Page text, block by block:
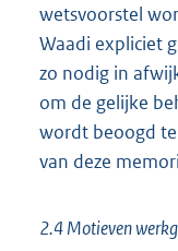
wetsvoorstel
Waadi expliciet
zo nodig in
om de gelijke
wordt beoogd
van deze
2.4 Motieven